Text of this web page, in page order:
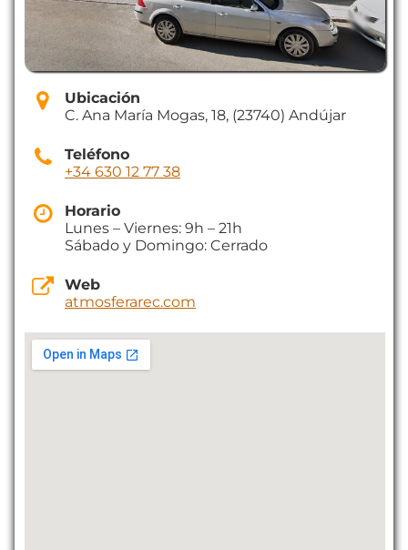
Ubicación
C. Ana María Mogas, 18, (23740) Andújar
Teléfono
+34 630 12 77 38
Horario
Lunes – Viernes: 9h – 21h
Sábado y Domingo: Cerrado
Web
atmosferarec.com